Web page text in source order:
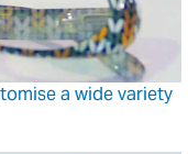
a wide variety